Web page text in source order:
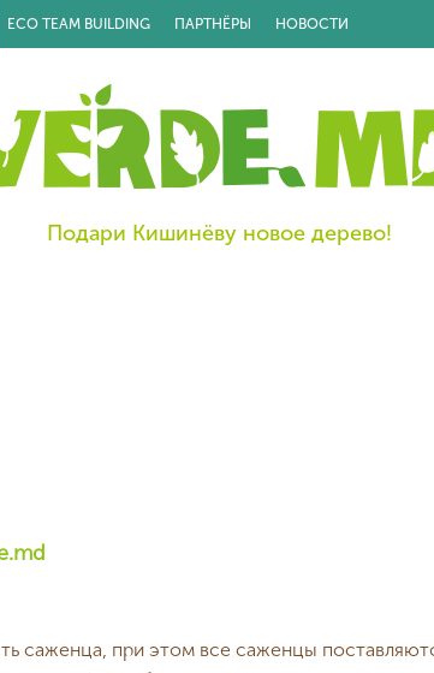
ECO TEAM BUILDING ПАРТНЁРЫ НОВОСТИ
Подари Кишинёву новое дерево!
саженца, при этом все саженцы